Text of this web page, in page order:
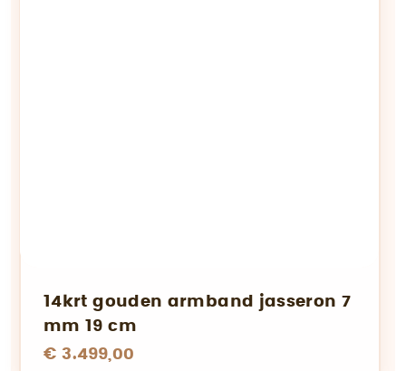
14krt gouden armband jasseron 7
mm 19 cm
€ 3.499,00